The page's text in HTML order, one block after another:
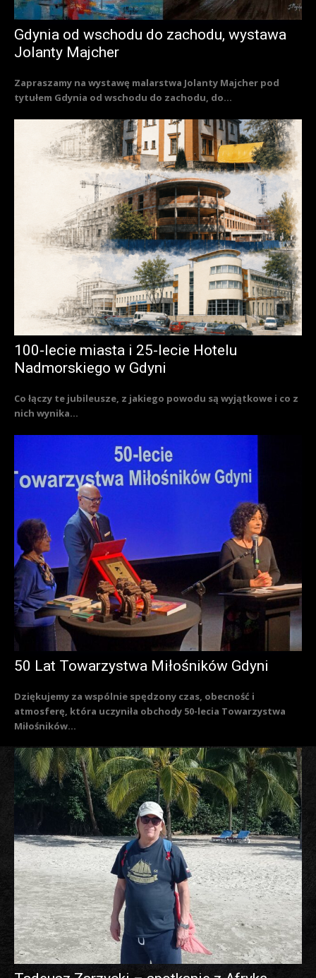
Gdynia od wschodu do zachodu, wystawa
Jolanty Majcher
Zapraszamy na wystawę malarstwa Jolanty Majcher pod
tytułem Gdynia od wschodu do zachodu, do...
100-lecie miasta i 25-lecie Hotelu
Nadmorskiego w Gdyni
Co łączy te jubileusze, z jakiego powodu są wyjątkowe i co z
nich wynika...
50 Lat Towarzystwa Miłośników Gdyni
Dziękujemy za wspólnie spędzony czas, obecność i
atmosferę, która uczyniła obchody 50-lecia Towarzystwa
Miłośników...